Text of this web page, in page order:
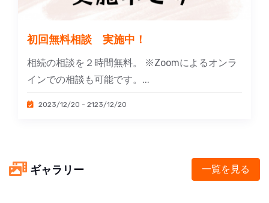
初回無料相談 実施中！
相続の相談を２時間無料。 ※Zoomによるオンラ
インでの相談も可能です。...
2023/12/20 - 2123/12/20
ギャラリー 一覧を見る